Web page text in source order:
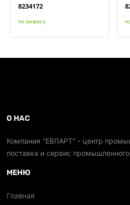
8234172
по запросу
О НАС
Компания "ЕВЛАРТ" - центр
поставка и сервис
МЕНЮ
Главная